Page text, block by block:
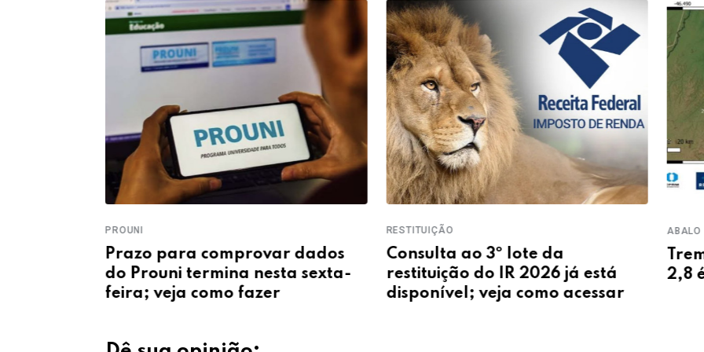
RESTITUIÇÃO
Consulta ao 3º lote da
restituição do IR 2026 já está
disponível; veja como acessar
ABALO SÍSMICO
Tremor de terra de magnitude
2,8 é registrado no Maranhão